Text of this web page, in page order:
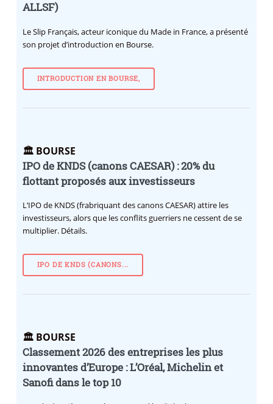
ALLSF)
Le Slip Français, acteur iconique du Made in France, a présenté
son projet d’introduction en Bourse.
INTRODUCTION EN BOURSE,
🏛️ BOURSE
IPO de KNDS (canons CAESAR) : 20% du
flottant proposés aux investisseurs
L’IPO de KNDS (frabriquant des canons CAESAR) attire les
investisseurs, alors que les conflits guerriers ne cessent de se
multiplier. Détails.
IPO DE KNDS (CANONS...
🏛️ BOURSE
Classement 2026 des entreprises les plus
innovantes d’Europe : L’Oréal, Michelin et
Sanofi dans le top 10